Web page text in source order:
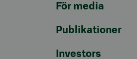
För media
Publikationer
Investors